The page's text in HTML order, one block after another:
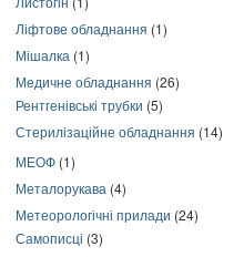
Ліфтове обладнання (1)
Мішалка (1)
Медичне обладнання (26)
Рентгенівські трубки (5)
Стерилізаційне обладнання (14)
МЕОФ (1)
Металорукава (4)
Метеорологічні прилади (24)
Самописці (3)